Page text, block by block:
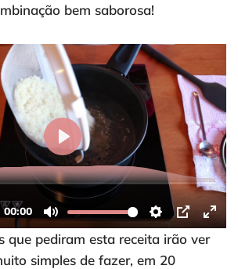
bem saborosa!
que pediram esta receita irão ver
simples de fazer, em 20